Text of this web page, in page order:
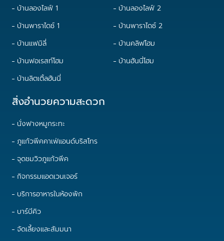
บ้านลองไลฟ์ 1
บ้านลองไลฟ์ 2
บ้านพาราไดซ์ 1
บ้านพาราไดซ์ 2
บ้านแฟมิลี่
บ้านคลิฟโฮม
บ้านฟอเรสท์โฮม
บ้านฮันนี่โฮม
บ้านลิตเติ้ลฮันนี่
สิ่งอำนวยความสะดวก
นั่งฟางหมูกระทะ
ภูแก้วพีคคาเฟ่แอนด์บริสโทร
จุดชมวิวภูแก้วพีค
กิจกรรมแอดเวนเจอร์
บริการอาหารในห้องพัก
บาร์บีคิว
จัดเลี้ยงและสัมมนา